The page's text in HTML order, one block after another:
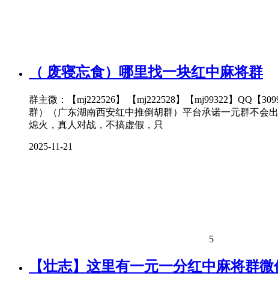
（ 废寝忘食）哪里找一块红中麻将群
群主微：【mj222526】 【mj222528】【mj99322】QQ【
群）（广东湖南西安红中推倒胡群）平台承诺一元群不会
熄火，真人对战，不搞虚假，只
2025-11-21
5
【壮志】这里有一元一分红中麻将群微